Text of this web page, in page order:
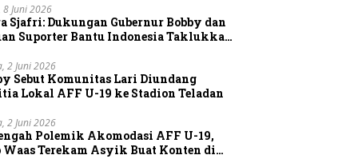
8 Juni 2026
Sjafri: Dukungan Gubernur Bobby dan
Suporter Bantu Indonesia Taklukkan
2 Juni 2026
Sebut Komunitas Lari Diundang
Lokal AFF U-19 ke Stadion Teladan
2 Juni 2026
Polemik Akomodasi AFF U-19,
Waas Terekam Asyik Buat Konten di